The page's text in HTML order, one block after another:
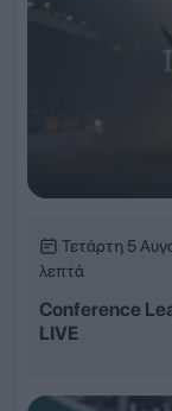
Τετάρτη 5
λεπτά
Conference
LIVE